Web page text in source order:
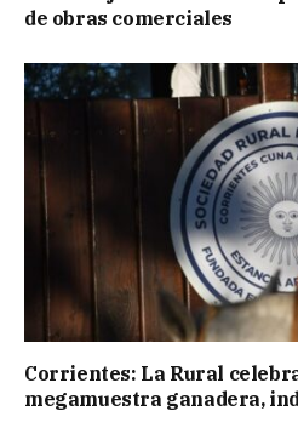
de obras comerciales
Corrientes: La Rural
megamuestra ganadera,